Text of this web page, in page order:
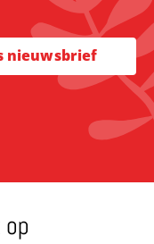
nieuwsbrief